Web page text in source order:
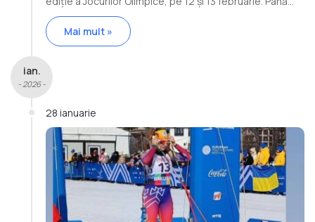
Mai mult »
ian.
- 2026 -
28 ianuarie